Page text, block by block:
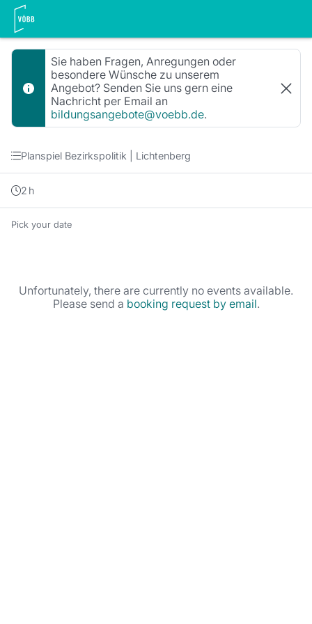
Booking step Termin auswählen
Sie haben Fragen, Anregungen oder
besondere Wünsche zu unserem
Angebot? Senden Sie uns gern eine
Nachricht per Email an
bildungsangebote@voebb.de.
Planspiel Bezirkspolitik | Lichtenberg
2 h
Pick your date
Unfortunately, there are currently no events available.
Please send a booking request by email.